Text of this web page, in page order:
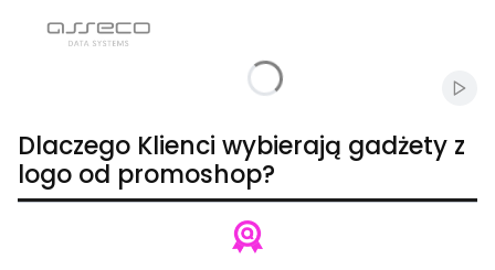
Dlaczego Klienci wybierają gadżety z
logo od promoshop?